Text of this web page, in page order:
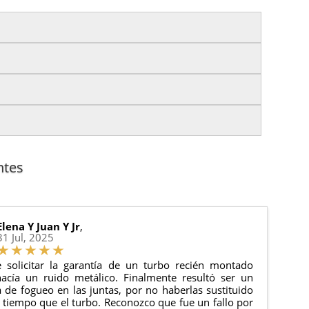
generales
del pedido para que puedas localizar tu paquete
de tu pedido.
Y Juan Y Jr,
Jul, 2025
solicitar la garantía de un turbo recién montado
un ruido metálico. Finalmente resultó ser un
de fogueo en las juntas, por no haberlas sustituido
que el turbo. Reconozco que fue un fallo por